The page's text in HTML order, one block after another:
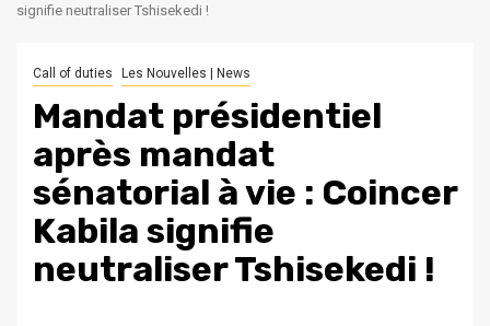
signifie neutraliser Tshisekedi !
Call of duties Les Nouvelles | News
Mandat présidentiel
après mandat
sénatorial à vie : Coincer
Kabila signifie
neutraliser Tshisekedi !